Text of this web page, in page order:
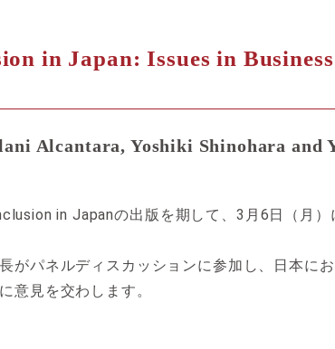
in Japan: Issues in
Alcantara, Yoshiki Shinohara and
in Japanの出版を期して、3月6日（月）
がパネルディスカッションに参加し、日本に
意見を交わします。